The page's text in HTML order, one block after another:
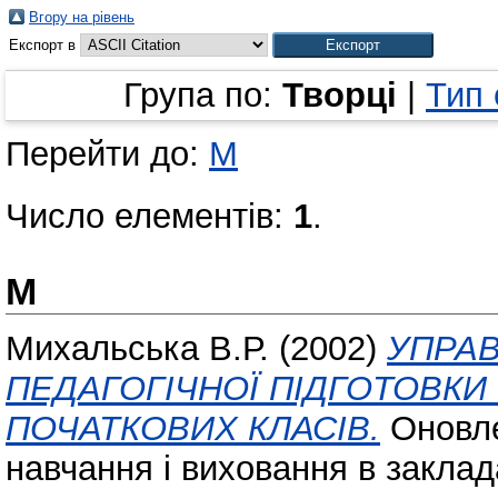
Вгору на рівень
Експорт в
Група по: Творці
Тип
Перейти до: М
Число елементів: 1.
М
Михальська В.Р. (2002)
ПЕДАГОГІЧНОЇ
ПОЧАТКОВИХ КЛАСІВ.
навчання і виховання в